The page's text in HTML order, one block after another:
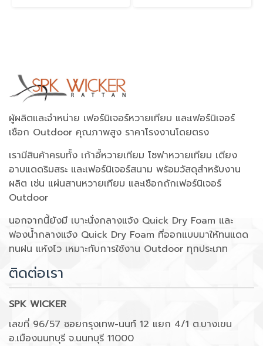
ผู้ผลิตและจำหน่าย เฟอร์นิเจอร์หวายเทียม และเฟอร์นิเจอร์
เชือก Outdoor คุณภาพสูง ราคาโรงงานโดยตรง
เรามีสินค้าครบทั้ง เก้าอี้หวายเทียม โซฟาหวายเทียม เตียง
อาบแดดริมสระ และเฟอร์นิเจอร์สนาม พร้อมวัสดุสำหรับงาน
ผลิต เช่น แผ่นสานหวายเทียม และเชือกถักเฟอร์นิเจอร์
Outdoor
นอกจากนี้ยังมี เบาะนั่งกลางแจ้ง Quick Dry Foam และ
ฟองน้ำกลางแจ้ง Quick Dry Foam ที่ออกแบบมาให้ทนแดด
ทนฝน แห้งไว เหมาะกับการใช้งาน Outdoor ทุกประเภท
ติดต่อเรา
SPK WICKER
เลขที่ 96/57 ซอยกรุงเทพ-นนท์ 12 แยก 4/1 ต.บางเขน
อ.เมืองนนทบุรี จ.นนทบุรี 11000